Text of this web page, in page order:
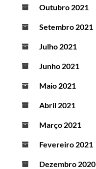
Outubro 2021
Setembro 2021
Julho 2021
Junho 2021
Maio 2021
Abril 2021
Março 2021
Fevereiro 2021
Dezembro 2020